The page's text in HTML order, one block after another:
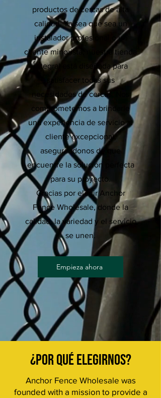
productos de cercas de alta
calidad. Ya sea que sea un
instalador profesional o un
cliente minorista, nuestra tienda
integral está diseñada para
satisfacer todas sus
necesidades de cercas. Nos
comprometemos a brindarle
una experiencia de servicio al
cliente excepcional,
asegurándonos de que
encuentre la solución perfecta
para su proyecto.
Gracias por elegir Anchor
Fence Wholesale, donde la
calidad, la variedad y el servicio
se unen.
Empieza ahora
¿POR QUÉ ELEGIRNOS?
Anchor Fence Wholesale was
founded with a mission to provide a